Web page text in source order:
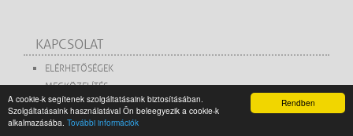
Rendben
A cookie-k segítenek szolgáltatásaink biztosításában.
Szolgáltatásaink használatával Ön beleegyezik a cookie-k
alkalmazásába. További információk
KAPCSOLAT
ELÉRHETŐSÉGEK
MEGKÖZELÍTÉS
NYITVA TARTÁS
ADATVÉDELMI TÁJÉKOZTATÓ